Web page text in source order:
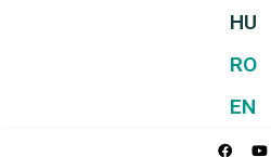
HU
RO
EN